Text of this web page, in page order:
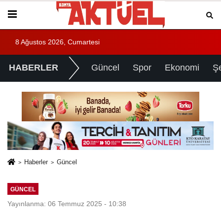
8 Ağustos 2026, Cumartesi
HABERLER Güncel Spor Ekonomi
Haberler Güncel
GÜNCEL
Yayınlanma: 06 Temmuz 2025 - 10:38